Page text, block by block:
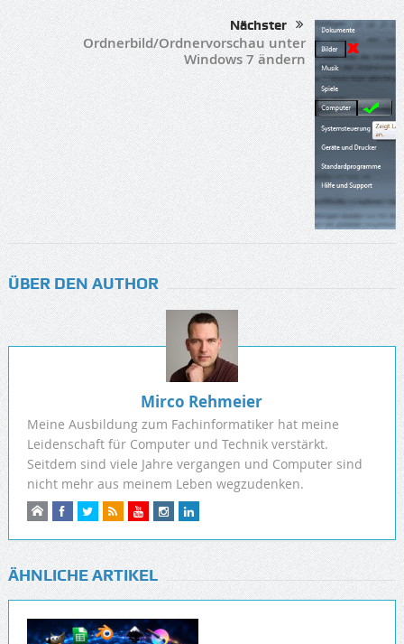
Nächster
Ordnerbild/Ordnervorschau unter
Windows 7 ändern
ÜBER DEN AUTHOR
Mirco Rehmeier
Meine Ausbildung zum Fachinformatiker hat meine
Leidenschaft für Computer und Technik verstärkt.
Seitdem sind viele Jahre vergangen und Computer sind
nicht mehr aus meinem Leben wegzudenken.
ÄHNLICHE ARTIKEL